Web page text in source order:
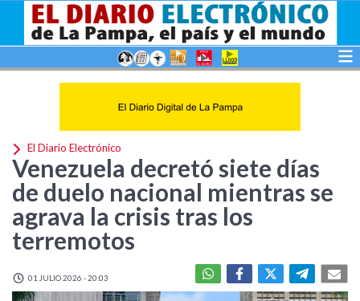
El Diario Electrónico
Venezuela decretó siete días
de duelo nacional mientras se
agrava la crisis tras los
terremotos
01 JULIO 2026 - 20:03